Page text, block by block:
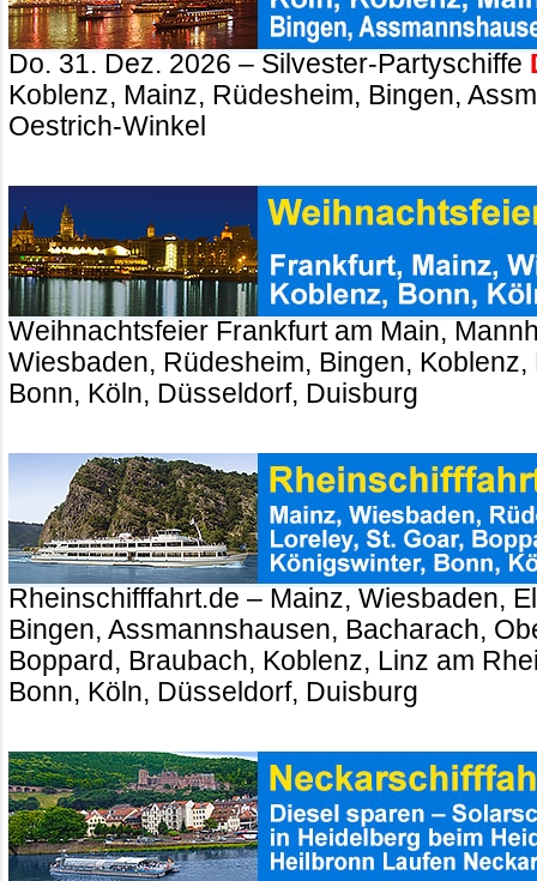
Do. 31. Dez. 2026 – Silvester-Partyschiffe
Koblenz, Mainz, Rüdesheim, Bingen,
Oestrich-Winkel
Weihnachtsfeier Frankfurt am Main,
Wiesbaden, Rüdesheim, Bingen, Koblenz,
Bonn, Köln, Düsseldorf, Duisburg
Rheinschifffahrt.de – Mainz, Wiesbaden,
Bingen, Assmannshausen, Bacharach,
Boppard, Braubach, Koblenz, Linz am
Bonn, Köln, Düsseldorf, Duisburg